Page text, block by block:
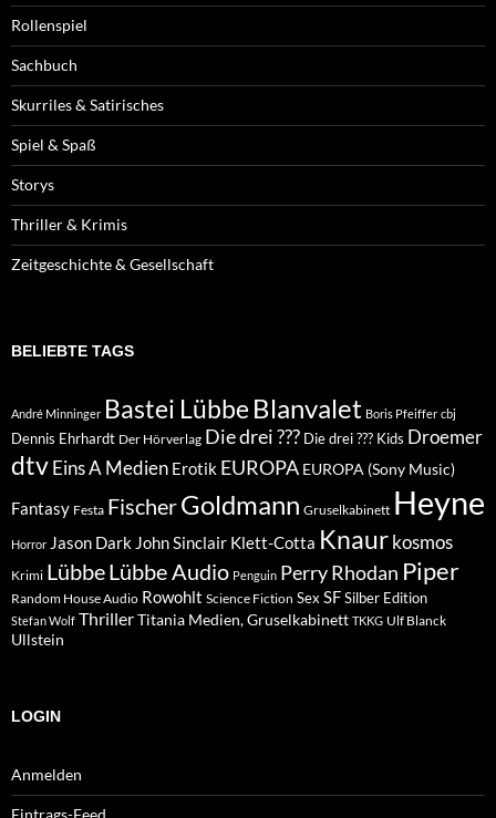
Sachbuch
Skurriles & Satirisches
Spiel & Spaß
Storys
Thriller & Krimis
Zeitgeschichte & Gesellschaft
Dennis Ehrhardt Der Hörverlag Die drei ??? Die drei ??? Kids
dtvEins A MedienErotik EUROPA EUROPA (Sony Music)
Fantasy Festa Fischer Goldmann Gruselkabinett Heyne
Horror Jason DarkJohn SinclairKlett-CottaKnaur kosmos
Krimi LübbeLübbe Audio Penguin Perry RhodanPiper
Random House Audio Rowohlt Science Fiction SF Silber Edition
Stefan Wolf ThrillerTitania Medien, Gruselkabinett TKKG Ulf Blanck
Ullstein
Eintrags-Feed